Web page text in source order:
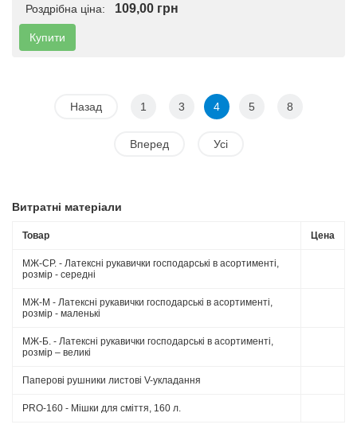
Роздрібна ціна: 109,00 грн
Купити
Назад 1 3 4 5 8
Вперед Усі
Витратні матеріали
Товар Цена
МЖ-СР. - Латексні рукавички господарські в асортименті,
розмір - середні
МЖ-М - Латексні рукавички господарські в асортименті,
розмір - маленькі
МЖ-Б. - Латексні рукавички господарські в асортименті,
розмір – великі
Паперові рушники листові V-укладання
PRO-160 - Мішки для сміття, 160 л.